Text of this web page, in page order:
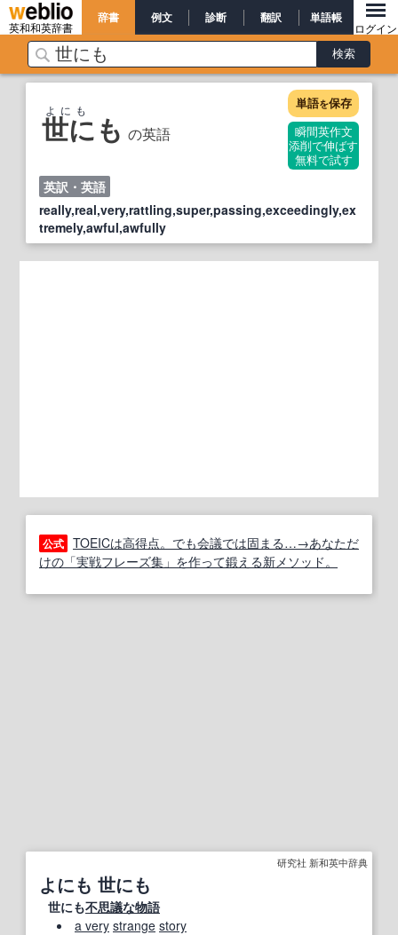
英和和英辞書
辞書 例文 診断 翻訳 単語帳
ログイン
世にも の英語
よにも 単語を保存
瞬間英作文
添削で伸ばす
無料で試す
英訳・英語
really,real,very,rattling,super,passing,exceedingly,ex
tremely,awful,awfully
公式 TOEICは高得点。でも会議では固まる…→あなただ
けの「実戦フレーズ集」を作って鍛える新メソッド。
研究社 新和英中辞典
よにも 世にも
世にも不思議な物語
a very strange story